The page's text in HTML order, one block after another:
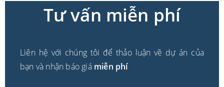
Tư vấn miễn phí
Liên hệ với chúng tôi để thảo luận về dự án của
bạn và nhận báo giá miễn phí